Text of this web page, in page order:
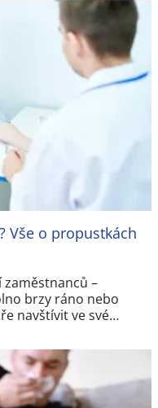
Vše o propustkách
–⁠
brzy ráno nebo
navštívit ve své…